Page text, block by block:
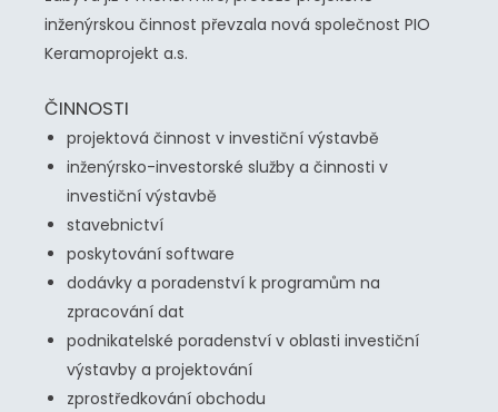
inženýrskou činnost převzala nová společnost PIO
Keramoprojekt a.s.
ČINNOSTI
projektová činnost v investiční výstavbě
inženýrsko-investorské služby a činnosti v
investiční výstavbě
stavebnictví
poskytování software
dodávky a poradenství k programům na
zpracování dat
podnikatelské poradenství v oblasti investiční
výstavby a projektování
zprostředkování obchodu